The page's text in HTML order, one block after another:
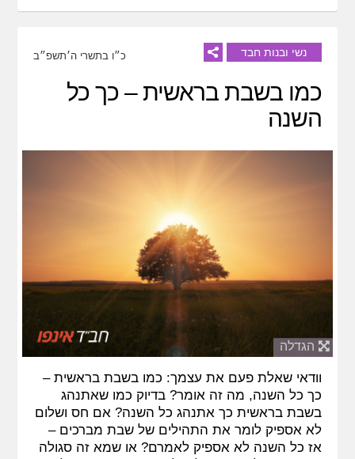
נשי ובנות חבד כ״ו בתשרי ה׳תשפ״ב
כמו בשבת בראשית – כך כל
השנה
הגדלה
וודאי שאלת פעם את עצמך: כמו בשבת בראשית –
כך כל השנה, מה זה אומר? בדיוק כמו שאתנהג
בשבת בראשית כך אתנהג כל השנה? אם חס ושלום
לא אספיק לומר את התהילים של שבת מברכים –
אז כל השנה לא אספיק לאמרם? או שמא זה סגולה